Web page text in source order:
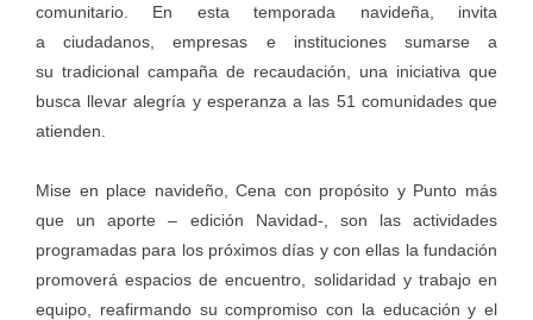
comunitario. En esta temporada navideña, invita
a ciudadanos, empresas e instituciones sumarse a
su tradicional campaña de recaudación, una iniciativa que
busca llevar alegría y esperanza a las 51 comunidades que
atienden.
Mise en place navideño, Cena con propósito y Punto más
que un aporte – edición Navidad-, son las actividades
programadas para los próximos días y con ellas la fundación
promoverá espacios de encuentro, solidaridad y trabajo en
equipo, reafirmando su compromiso con la educación y el